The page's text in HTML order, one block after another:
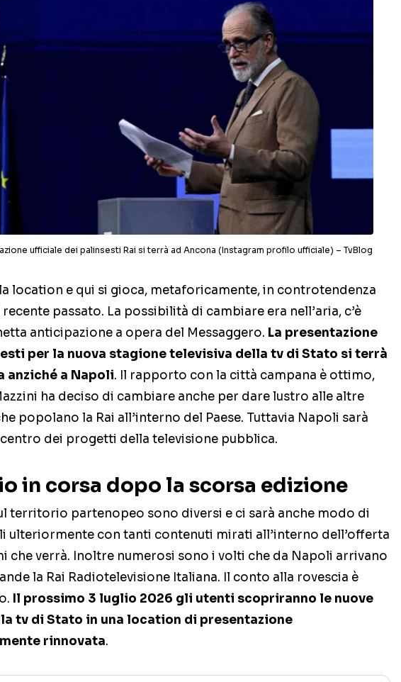
ufficiale dei palinsesti Rai si terrà ad Ancona (Instagram profilo ufficiale) – TvBlog
la location e qui si gioca, metaforicamente, in controtendenza
passato. La possibilità di cambiare era nell’aria, c’è
anticipazione a opera del Messaggero. La presentazione
per la nuova stagione televisiva della tv di Stato si terrà
anziché a Napoli. Il rapporto con la città campana è ottimo,
ha deciso di cambiare anche per dare lustro alle altre
popolano la Rai all’interno del Paese. Tuttavia Napoli sarà
dei progetti della televisione pubblica.
in corsa dopo la scorsa edizione
territorio partenopeo sono diversi e ci sarà anche modo di
ulteriormente con tanti contenuti mirati all’interno dell’offerta
che verrà. Inoltre numerosi sono i volti che da Napoli arrivano
la Rai Radiotelevisione Italiana. Il conto alla rovescia è
Il prossimo 3 luglio 2026 gli utenti scopriranno le nuove
tv di Stato in una location di presentazione
rinnovata.